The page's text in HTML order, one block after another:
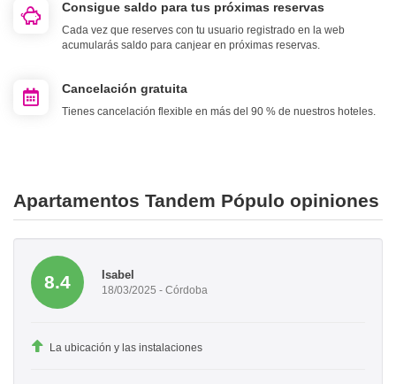
Consigue saldo para tus próximas reservas
Cada vez que reserves con tu usuario registrado en la web
acumularás saldo para canjear en próximas reservas.
Cancelación gratuita
Tienes cancelación flexible en más del 90 % de nuestros hoteles.
Apartamentos Tandem Pópulo opiniones
8.4 Isabel
18/03/2025 - Córdoba
La ubicación y las instalaciones